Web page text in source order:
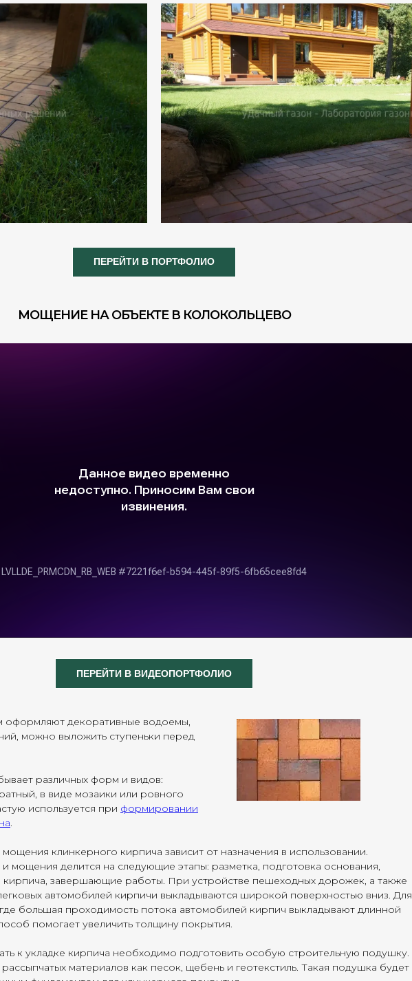
ПЕРЕЙТИ В ПОРТФОЛИО
МОЩЕНИЕ НА ОБЪЕКТЕ В КОЛОКОЛЬЦЕВО
ПЕРЕЙТИ В ВИДЕОПОРТФОЛИО
оформляют декоративные водоемы,
можно выложить ступеньки перед
различных форм и видов:
в виде мозаики или ровного
используется при формировании
.
клинкерного кирпича зависит от назначения в использовании.
мощения делится на следующие этапы: разметка, подготовка основания,
кирпича, завершающие работы. При устройстве пешеходных дорожек, а также
автомобилей кирпичи выкладываются широкой поверхностью вниз. Для
большая проходимость потока автомобилей кирпич выкладывают длинной
помогает увеличить толщину покрытия.
к укладке кирпича необходимо подготовить особую строительную подушку.
материалов как песок, щебень и геотекстиль. Такая подушка будет